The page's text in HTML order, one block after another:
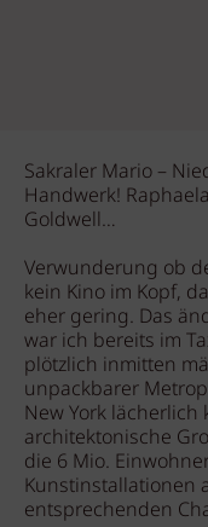
Sakraler Mario –
Handwerk!
Goldwell…
Verwunderung ob
kein Kino im Kopf,
eher gering. Das
war ich bereits im
plötzlich inmitten
unpackbarer
New York
architektonische
die 6 Mio.
Kunstinstallationen
entsprechenden